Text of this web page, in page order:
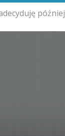
później